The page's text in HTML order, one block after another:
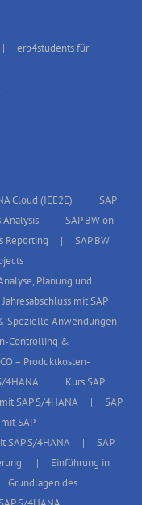
erp4students für
Cloud (IEE2E)
SAP
Analysis
SAP BW on
Reporting
SAP BW
Planung und
mit SAP
Spezielle Anwendungen
Controlling &
– Produktkosten-
4HANA
Kurs SAP
SAP S/4HANA
SAP
SAP
SAP S/4HANA
SAP
Einführung in
Grundlagen des